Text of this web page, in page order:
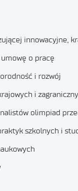
innowacyjne,
o pracę
i rozwój
i
olimpiad
szkolnych i